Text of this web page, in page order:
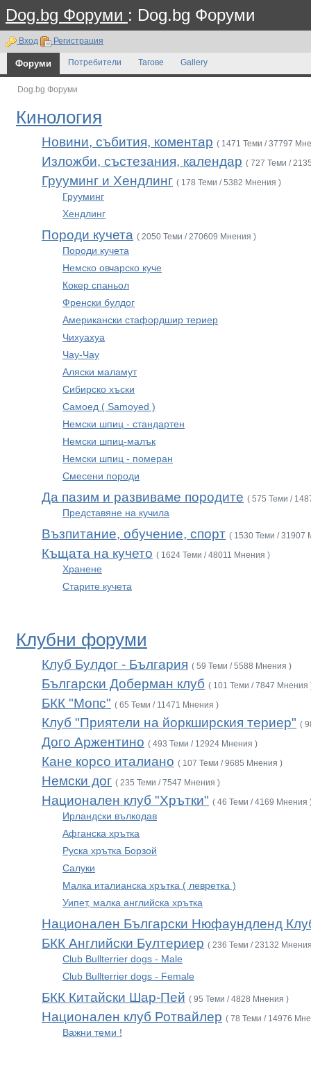
Dog.bg Форуми : Dog.bg Форуми
Вход Регистрация
Форуми Потребители Тагове Gallery
Dog.bg Форуми
Кинология
Новини, събития, коментар ( 1471 Теми / 37797
Изложби, състезания, календар ( 727 Теми /
Грууминг и Хендлинг ( 178 Теми / 5382 Мнения )
Грууминг
Хендлинг
Породи кучета ( 2050 Теми / 270609 Мнения )
Породи кучета
Немско овчарско куче
Кокер спаньол
Френски булдог
Американски стафордшир териер
Чихуахуа
Чау-Чау
Аляски маламут
Сибирско хъски
Самоед ( Samoyed )
Немски шпиц - стандартен
Немски шпиц-малък
Немски шпиц - померан
Смесени породи
Да пазим и развиваме породите ( 575 Теми /
Представяне на кучила
Възпитание, обучение, спорт ( 1530 Теми / 31907
Къщата на кучето ( 1624 Теми / 48011 Мнения )
Хранене
Старите кучета
Клубни форуми
Клуб Булдог - България ( 59 Теми / 5588 Мнения )
Български Доберман клуб ( 101 Теми / 7847 Мнения
БКК "Мопс" ( 65 Теми / 11471 Мнения )
Клуб "Приятели на йоркширския териер" (
Дого Аржентино ( 493 Теми / 12924 Мнения )
Кане корсо италиано ( 107 Теми / 9685 Мнения )
Немски дог ( 235 Теми / 7547 Мнения )
Национален клуб "Хрътки" ( 46 Теми / 4169 Мнения
Ирландски вълкодав
Афганска хрътка
Руска хрътка Борзой
Салуки
Малка италианска хрътка ( левретка )
Уипет, малка английска хрътка
Национален Български Нюфаундленд
БКК Английски Бултериер ( 236 Теми / 23132
Club Bullterrier dogs - Male
Club Bullterrier dogs - Female
БКК Китайски Шар-Пей ( 95 Теми / 4828 Мнения )
Национален клуб Ротвайлер ( 78 Теми / 14976
Важни теми !